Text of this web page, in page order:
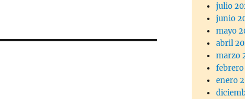
julio
junio
mayo
abril
marzo
febrero
enero